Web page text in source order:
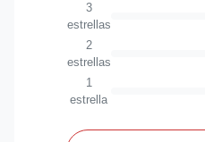
3
estrellas
2
estrellas
1
estrella